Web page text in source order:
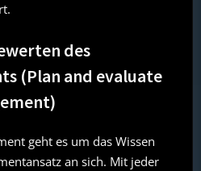
des
(Plan and evaluate
geht es um das Wissen
an sich. Mit jeder